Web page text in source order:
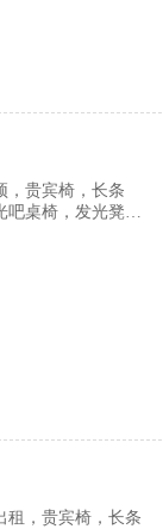
，贵宾椅，长条
吧桌椅，发光凳，
，锥桶，丽屏等
。☎：
租，贵宾椅，长条